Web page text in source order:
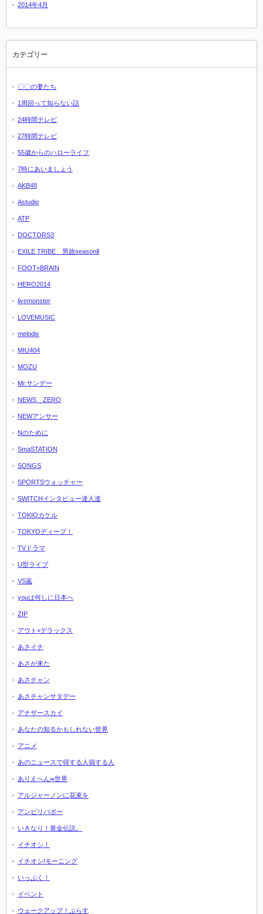
2014年4月
カテゴリー
〇〇の妻たち
1周回って知らない話
24時間テレビ
27時間テレビ
55歳からのハローライフ
7時にあいましょう
AKB48
Astudio
ATP
DOCTORS3
EXILE TRIBE 男旅seasonⅡ
FOOT×BRAIN
HERO2014
livemonster
LOVEMUSIC
melodix
MIU404
MOZU
Mr.サンデー
NEWS ZERO
NEWアンサー
Nのために
SmaSTATION
SONGS
SPORTSウォッチャー
SWITCHインタビュー達人達
TOKIOカケル
TOKYOディープ！
TVドラマ
U型ライブ
VS嵐
youは何しに日本へ
ZIP
アウト×デラックス
あさイチ
あさが来た
あさチャン
あさチャンサタデー
アナザースカイ
あなたの知るかもしれない世界
アニメ
あのニュースで得する人損する人
ありえへん∞世界
アルジャーノンに花束を
アンビリバボー
いきなり！黄金伝説。
イチオシ！
イチオシ!モーニング
いっぷく！
イベント
ウェークアップ！ぷらす